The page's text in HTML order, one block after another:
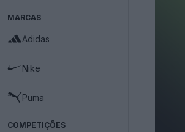
MARCAS
Adidas
Nike
Puma
COMPETIÇÕES